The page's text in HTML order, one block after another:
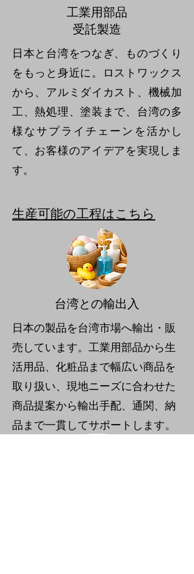
工業用部品
​受託製造
日本と台湾をつなぎ、ものづくり
をもっと身近に。ロストワックス
から、アルミダイカスト、機械加
工、熱処理、塗装まで、台湾の多
様なサプライチェーンを活かし
て、お客様のアイデアを実現しま
す。
生産可能の工程はこちら
台湾との輸出入
日本の製品を台湾市場へ輸出・販
売しています。工業用部品から生
活用品、化粧品まで幅広い商品を
取り扱い、現地ニーズに合わせた
商品提案から輸出手配、通関、納
品まで一貫してサポートします。